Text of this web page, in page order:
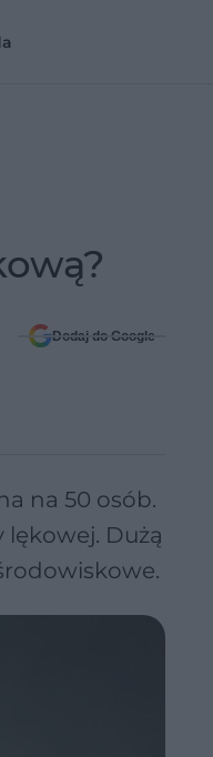
Dodaj do Google
na 50 osób.
lękowej. Dużą